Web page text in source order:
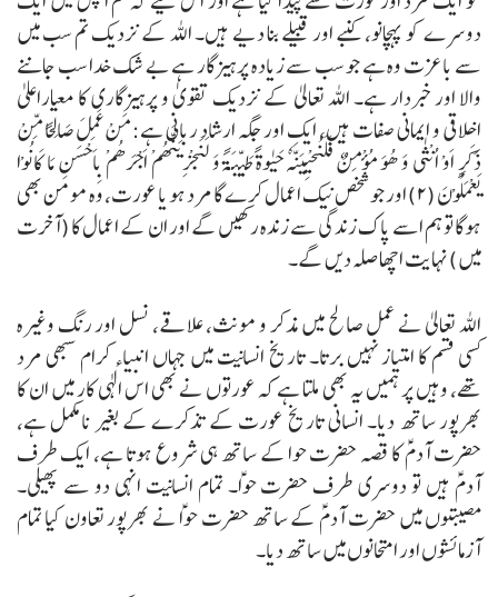
دوسرے کو پہچانو، کنبے اور قبیلے بنا دیے ہیں۔ اللہ کے نزدیک تم سب میں
سے باعزت وہ ہے جو سب سے زیادہ پرہیزگار ہے بے شک خدا سب جاننے
والا اور خبردار ہے۔اللہ تعالیٰ کے نزدیک تقویٰ و پرہیزگاری کا معیاراعلیٰ
اخلاقی و ایمانی صفات ہیں، ایک اور جگہ ارشاد ربانی ہے:مَنْ عَمِلَ صَالِحًا مِّنْ
ذَکَرٍ اَوْ اُنْثٰی وَ ھُوَ مُؤْمِنٌ فَلَنُحْیِیَنَّہٗ حَیٰوۃً طَیِّبَۃً وَ لَنَجْزِیَنَّھُمْ اَجْرَھُمْ بِاَحْسَنِ مَا کَانُوْا
یَعْمَلُوْنَ (۲)
اور جو شخص نیک اعمال کرے گا مرد ہو یا عورت، وہ مومن بھی
ہوگا تو ہم اسے پاک زندگی سے زندہ رکھیں گے اور ان کے اعمال کا (آخرت
میں) نہایت اچھا صلہ دیں گے۔
اللہ تعالیٰ نے عمل صالح میں مذکر و مونث، علاقے، نسل اور رنگ وغیرہ
کسی قسم کا امتیاز نہیں برتا۔ تاریخ انسانیت میں جہاں انبیاء کرام سبھی مرد
تھے، وہیں پر ہمیں یہ بھی ملتا ہے کہ عورتوں نے بھی اس الٰہی کار میں ان کا
بھرپور ساتھ دیا۔انسانی تاریخ عورت کے تذکرے کے بغیر نامکمل ہے،
حضرت آدمؑ کا قصہ حضرت حوا کے ساتھ ہی شروع ہوتا ہے، ایک طرف
آدمؑ ہیں تو دوسری طرف حضرت حواؑ۔ تمام انسانیت انہی دو سے پھیلی۔
مصیبتوں میں حضرت آدمؑ کے ساتھ حضرت حواؑ نے بھرپور تعاون کیا تمام
آزمائشوں اور امتحانوں میں ساتھ دیا۔